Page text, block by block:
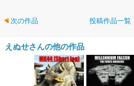
次の作品 投稿作品一覧
えぬせさんの他の作品